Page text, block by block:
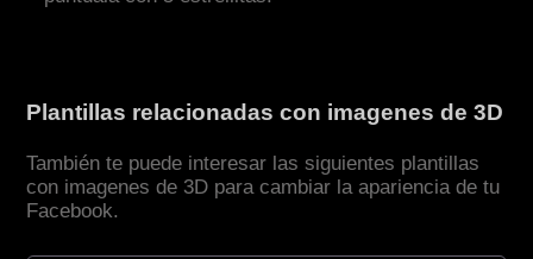
Plantillas relacionadas con imagenes de 3D
También te puede interesar las siguientes plantillas
con imagenes de 3D para cambiar la apariencia de tu
Facebook.